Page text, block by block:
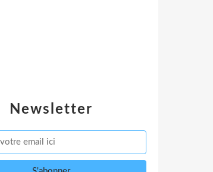
Newsletter